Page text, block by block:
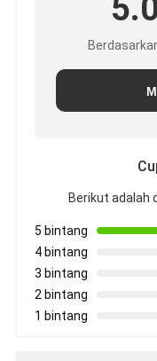
Berikut adalah
5 bintang
4 bintang
3 bintang
2 bintang
1 bintang